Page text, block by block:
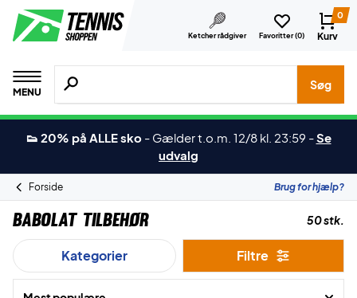
Ketcher rådgiver Favoritter (0)
0
Kurv
MENU
Søg efter produkter, mærker etc.
Søg
👟 20% på ALLE sko - Gælder t.o.m. 12/8 kl. 23:59 -Se
udvalg
Forside Brug for hjælp?
Babolat Tilbehør 50 stk.
Kategorier Filtre